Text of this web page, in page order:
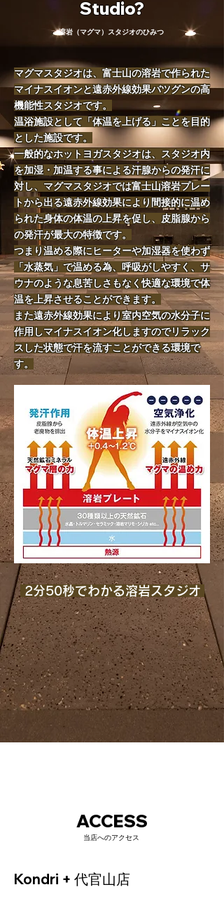
Studio?
溶岩（マグマ）スタジオのひみつ
マグマスタジオは、富士山の溶岩で作られた
マイナスイオンと遠赤外線効果バツグンの高
機能性スタジオです。
温浴施設として「体温を上げる」ことを目的
とした施設です。
一般的なホットヨガスタジオは、スタジオ内
を加湿・加温する事による汗腺からの発汗に
対し、マグマスタジオでは富士山溶岩プレー
トから出る遠赤外線効果により間接的に温め
られた身体の体温の上昇を促し、皮脂腺から
の発汗が最大の特徴です。
つまり温める際にヒーターや加湿器を使わず
「水蒸気」で温める為、呼吸がしやすく、サ
ウナのような息苦しさもなく快適な環境で体
温を上昇させることができます。
また遠赤外線効果により室内空気の水分子に
作用しマイナスイオン化しますのでリラック
スした状態で汗を流すことができる環境で
す。
2分50秒でわかる溶岩スタジオ
ACCESS
​当店へのアクセス
Kondri + 代官山店